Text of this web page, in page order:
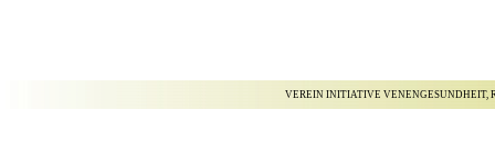
VEREIN INITIATIVE VENENGESUNDHEIT,